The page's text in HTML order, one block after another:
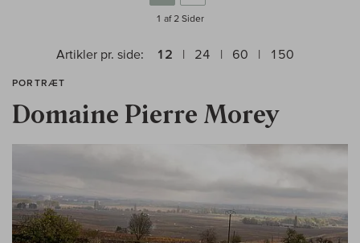
1 af 2 Sider
Artikler pr. side: 12 24 60 150
PORTRÆT
Domaine Pierre Morey